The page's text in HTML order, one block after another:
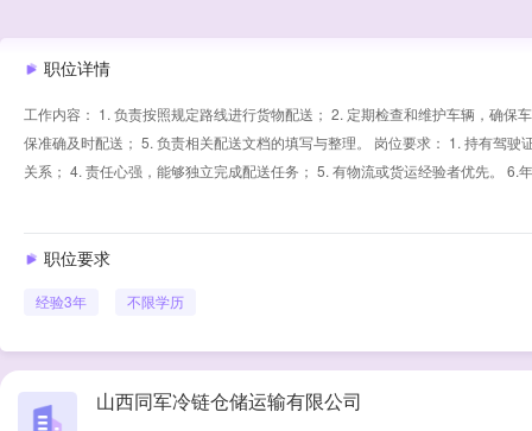
职位详情
工作内容： 1. 负责按照规定路线进行货物配送； 2. 定期检查和维护车辆，确
保准确及时配送； 5. 负责相关配送文档的填写与整理。 岗位要求： 1. 持有驾
关系； 4. 责任心强，能够独立完成配送任务； 5. 有物流或货运经验者优先。 6.
职位要求
经验3年 不限学历
山西同军冷链仓储运输有限公司